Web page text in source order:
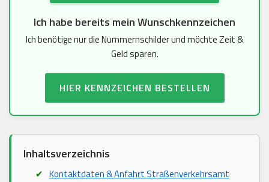
Ich habe bereits mein Wunschkennzeichen
Ich benötige nur die Nummernschilder und möchte Zeit &
Geld sparen.
HIER KENNZEICHEN BESTELLEN
Inhaltsverzeichnis
Kontaktdaten & Anfahrt Straßenverkehrsamt